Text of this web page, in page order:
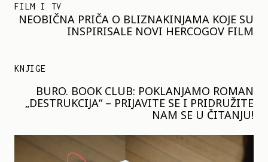
FILM I TV
NEOBIČNA PRIČA O BLIZNAKINJAMA KOJE SU
INSPIRISALE NOVI HERCOGOV FILM
KNJIGE
BURO. BOOK CLUB: POKLANJAMO ROMAN
„DESTRUKCIJA“ – PRIJAVITE SE I PRIDRUŽITE
NAM SE U ČITANJU!